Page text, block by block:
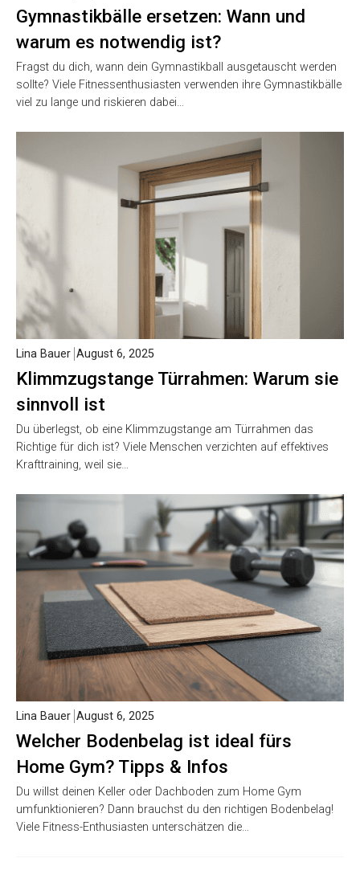
Gymnastikbälle ersetzen: Wann und
warum es notwendig ist?
Fragst du dich, wann dein Gymnastikball ausgetauscht werden
sollte? Viele Fitnessenthusiasten verwenden ihre Gymnastikbälle
viel zu lange und riskieren dabei…
Klimmzugstange Türrahmen: Warum sie
sinnvoll ist
Lina Bauer August 6, 2025
Du überlegst, ob eine Klimmzugstange am Türrahmen das
Richtige für dich ist? Viele Menschen verzichten auf effektives
Krafttraining, weil sie…
Welcher Bodenbelag ist ideal fürs
Home Gym? Tipps & Infos
Lina Bauer August 6, 2025
Du willst deinen Keller oder Dachboden zum Home Gym
umfunktionieren? Dann brauchst du den richtigen Bodenbelag!
Viele Fitness-Enthusiasten unterschätzen die…